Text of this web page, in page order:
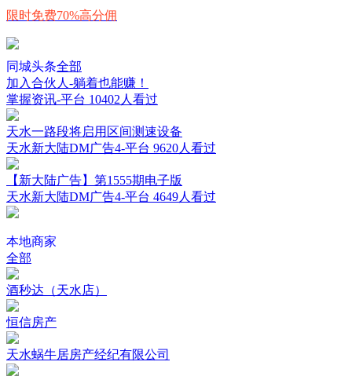
限时免费70%高分佣
同城头条全部
加入合伙人-躺着也能赚！
掌握资讯-平台 10402人看过
天水一路段将启用区间测速设备
天水新大陆DM广告4-平台 9620人看过
【新大陆广告】第1555期电子版
天水新大陆DM广告4-平台 4649人看过
本地商家
全部
酒秒达（天水店）
恒信房产
天水蜗牛居房产经纪有限公司